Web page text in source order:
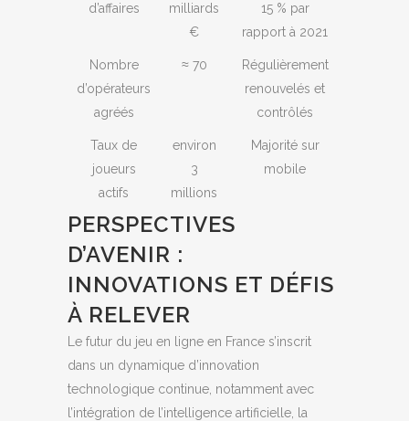
d’affaires
milliards
€
15 % par
rapport à 2021
Nombre
d’opérateurs
agréés
≈ 70
Régulièrement
renouvelés et
contrôlés
Taux de
joueurs
actifs
environ
3
millions
Majorité sur
mobile
PERSPECTIVES
D’AVENIR :
INNOVATIONS ET DÉFIS
À RELEVER
Le futur du jeu en ligne en France s’inscrit
dans un dynamique d’innovation
technologique continue, notamment avec
l’intégration de l’intelligence artificielle, la